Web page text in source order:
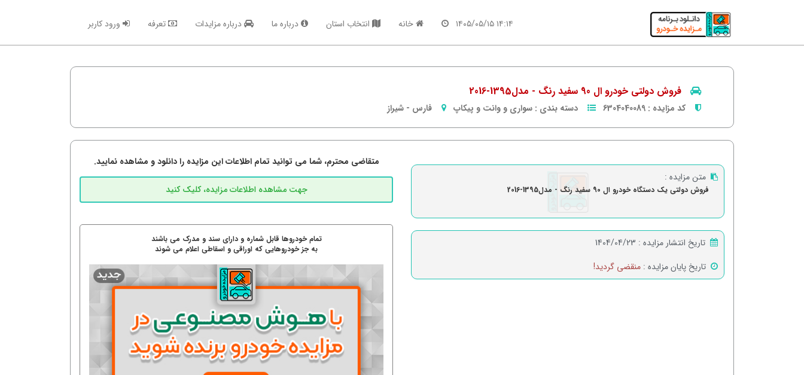
۱۴:۱۴ ۱۴۰۵/۰۵/۱۵ خانه انتخاب استان درباره ما درباره مزایدات تعرفه ورود کاربر
فروش دولتی خودرو ال 90 سفید رنگ - مدل1395-2016
کد مزایده : 6304040089 دسته بندی : سواری و وانت و پیکاپ فارس - شیراز
متن مزایده :
فروش دولتی یک دستگاه خودرو ال 90 سفید رنگ - مدل1395-2016
تاریخ انتشار مزایده : 1404/04/23
تاریخ پایان مزایده : منقضی گردید!
متقاضی محترم، شما می توانید تمام اطلاعات این مزایده را دانلود و مشاهده نمایید.
تمام خودروها قابل شماره و دارای سند و مدرک می باشند
به جز خودروهایی که اوراقی و اسقاطی اعلام می شوند